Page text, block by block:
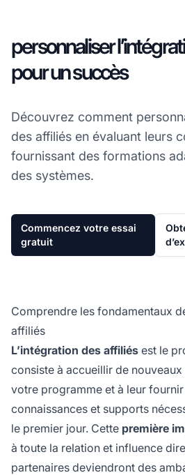
personnaliser
pour un succès
Découvrez comment
des affiliés en évaluant leurs
fournissant des formations
des systèmes.
Commencez votre essai
gratuit
Comprendre les fondamentaux
affiliés
L’intégration des affiliés est le
consiste à accueillir de
votre programme et à leur
connaissances et supports
le premier jour. Cette première
à toute la relation et influence
partenaires deviendront des